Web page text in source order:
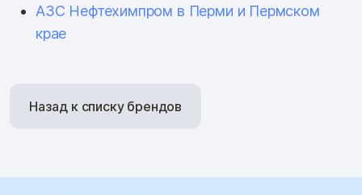
АЗС Нефтехимпром в Перми и Пермском
крае
Назад к списку брендов